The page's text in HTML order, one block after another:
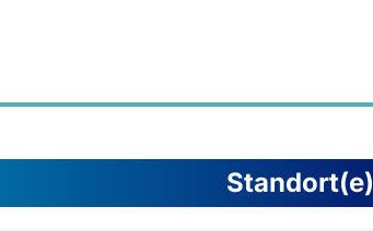
Standort(e)